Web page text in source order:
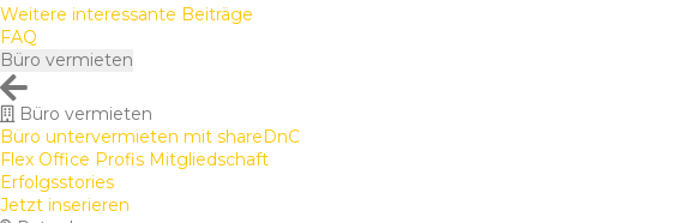
Weitere interessante Beiträge
FAQ
Büro vermieten
Büro vermieten
Büro untervermieten mit shareDnC
Flex Office Profis Mitgliedschaft
Erfolgsstories
Jetzt inserieren